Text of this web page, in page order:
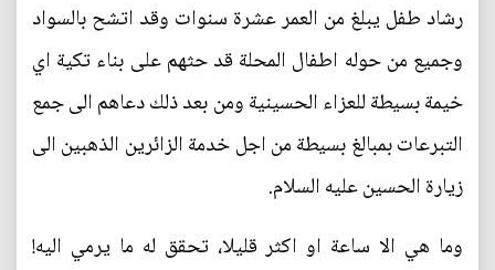
رشاد طفل يبلغ من العمر عشرة سنوات وقد اتشح بالسواد
وجميع من حوله اطفال المحلة قد حثهم على بناء تكية اي
خيمة بسيطة للعزاء الحسينية ومن بعد ذلك دعاهم الى جمع
التبرعات بمبالغ بسيطة من اجل خدمة الزائرين الذهبين الى
زيارة الحسين عليه السلام.
وما هي الا ساعة او اكثر قليلا، تحقق له ما يرمي اليه!